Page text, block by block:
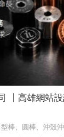
〡高雄網站
棒、圓棒、沖殼沖